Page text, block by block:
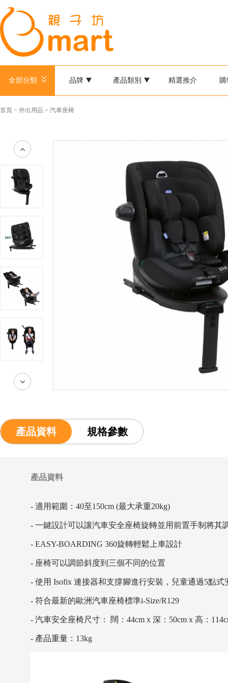
全部分類 品牌 產品類別 精選推介 購
首頁 > 外出用品 > 汽車座椅
產品資料 規格參數
產品資料
- 適用範圍：40至150cm (最大承重20kg)
- 一鍵設計可以讓汽車安全座椅旋轉並用前置手制將其
- EASY-BOARDING 360旋轉輕鬆上車設計
- 座椅可以調節斜度到三個不同的位置
- 使用 Isofix 連接器和支撐腳進行安裝，兒童通過5點式
- 符合最新的歐洲汽車座椅標準i-Size/R129
- 汽車安全座椅尺寸： 闊：44cm x 深：50cm x 高：
- 產品重量：13kg